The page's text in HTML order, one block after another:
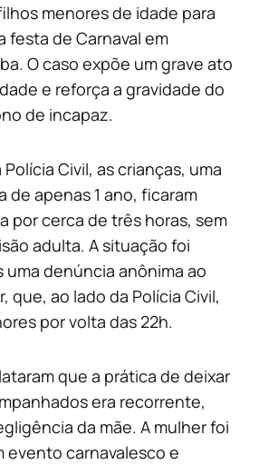
menores de idade para
festa de Carnaval em
O caso expõe um grave ato
e reforça a gravidade do
de incapaz.
Civil, as crianças, uma
de apenas 1 ano, ficaram
por cerca de três horas, sem
adulta. A situação foi
denúncia anônima ao
que, ao lado da Polícia Civil,
por volta das 22h.
que a prática de deixar
era recorrente,
da mãe. A mulher foi
evento carnavalesco e